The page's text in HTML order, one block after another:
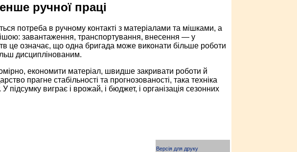
ручної праці
потреба в ручному контакті з матеріалами та мішками, а
завантаження, транспортування, внесення — у
це означає, що одна бригада може виконати більше роботи
дисциплінованим.
економити матеріал, швидше закривати роботи й
прагне стабільності та прогнозованості, така техніка
підсумку виграє і врожай, і бюджет, і організація сезонних
Версія для друку